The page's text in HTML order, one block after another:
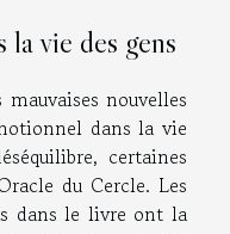
la vie des gens
nouvelles
dans la vie
certaines
du Cercle. Les
dans le livre ont la